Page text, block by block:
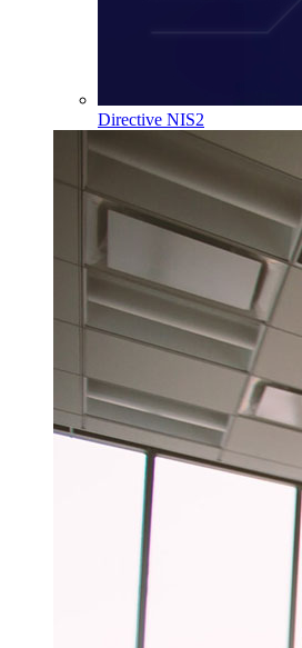
Directive NIS2